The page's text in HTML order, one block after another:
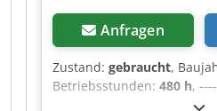
Anfragen
Zustand: gebraucht,
Betriebsstunden: 480 h,
Gummiketten MS01